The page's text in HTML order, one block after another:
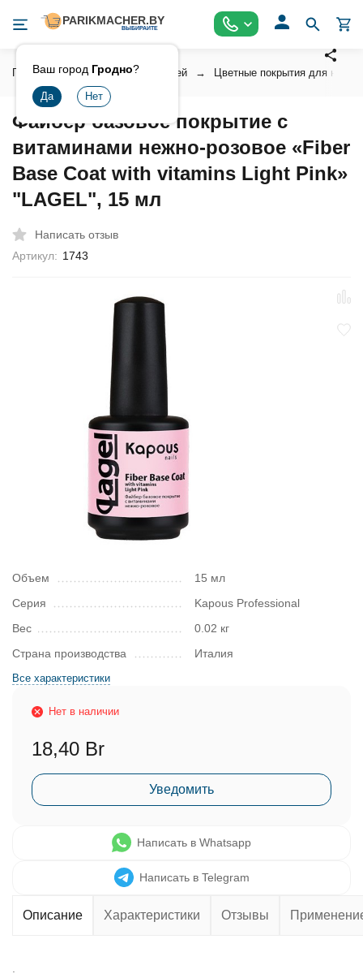
Ваш город Гродно?
Главная Косметика для ногтей Цветные покрытия для ногтей
Файбер базовое покрытие с
витаминами нежно-розовое «Fiber
Base Coat with vitamins Light Pink»
"LAGEL", 15 мл
Написать отзыв
Артикул: 1743
Объем
15 мл
Серия
Kapous Professional
Вес
0.02 кг
Страна производства
Италия
Все характеристики
Нет в наличии
18,40 Br
Уведомить
Написать в Whatsapp
Написать в Telegram
Описание Характеристики Отзывы